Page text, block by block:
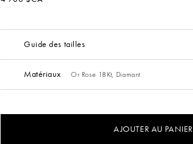
Guide des tailles
Matériaux Or Rose 18Kt, Diamant
AJOUTER AU PANIER